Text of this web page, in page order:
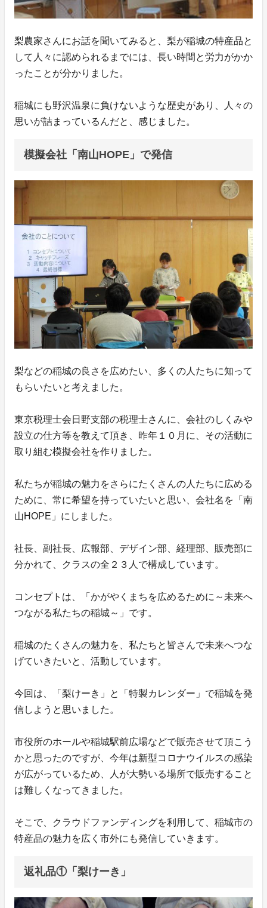
梨農家さんにお話を聞いてみると、梨が稲城の特産品と
して人々に認められるまでには、長い時間と労力がかか
ったことが分かりました。
稲城にも野沢温泉に負けないような歴史があり、人々の
思いが詰まっているんだと、感じました。
模擬会社「南山HOPE」で発信
梨などの稲城の良さを広めたい、多くの人たちに知って
もらいたいと考えました。
東京税理士会日野支部の税理士さんに、会社のしくみや
設立の仕方等を教えて頂き、昨年１０月に、その活動に
取り組む模擬会社を作りました。
私たちが稲城の魅力をさらにたくさんの人たちに広める
ために、常に希望を持っていたいと思い、会社名を「南
山HOPE」にしました。
社長、副社長、広報部、デザイン部、経理部、販売部に
分かれて、クラスの全２３人で構成しています。
コンセプトは、「かがやくまちを広めるために～未来へ
つながる私たちの稲城～」です。
稲城のたくさんの魅力を、私たちと皆さんで未来へつな
げていきたいと、活動しています。
今回は、「梨けーき」と「特製カレンダー」で稲城を発
信しようと思いました。
市役所のホールや稲城駅前広場などで販売させて頂こう
かと思ったのですが、今年は新型コロナウイルスの感染
が広がっているため、人が大勢いる場所で販売すること
は難しくなってきました。
そこで、クラウドファンディングを利用して、稲城市の
特産品の魅力を広く市外にも発信していきます。
返礼品①「梨けーき」